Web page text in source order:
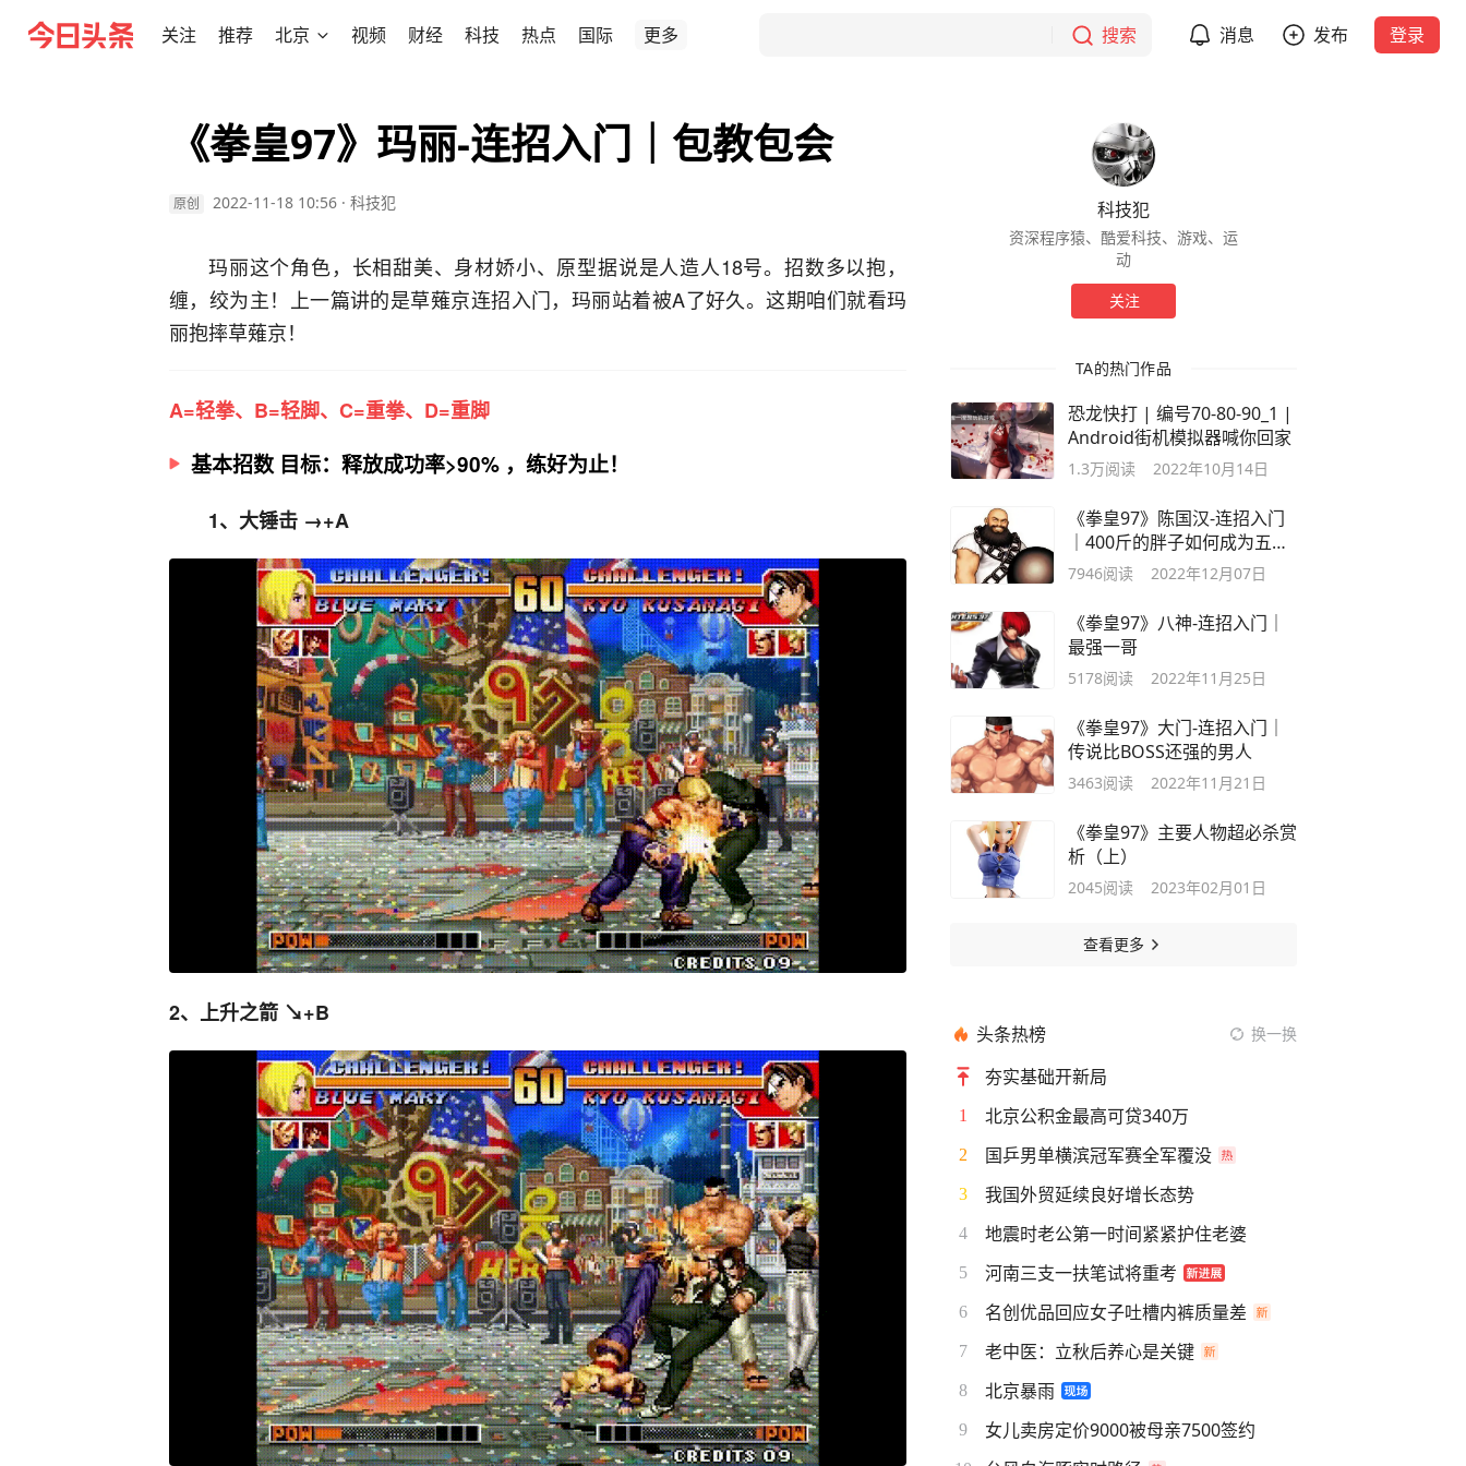
关注 推荐 北京 视频 财经 科技 热点 国际 更多 搜索 消息 发布 登录
《拳皇97》玛丽-连招入门｜包教包会
原创 2022-11-18 10:56 · 科技犯
玛丽这个角色，长相甜美、身材娇小、原型据说是人造人18号。招数多以抱，
缠，绞为主！上一篇讲的是草薙京连招入门，玛丽站着被A了好久。这期咱们就看玛
丽抱摔草薙京！
A=轻拳、B=轻脚、C=重拳、D=重脚
基本招数 目标：释放成功率>90% ，练好为止！
1、大锤击 →+A
2、上升之箭 ↘+B
科技犯
资深程序猿、酷爱科技、游戏、运
动
关注
TA的热门作品
恐龙快打 | 编号70-80-90_1 |
Android街机模拟器喊你回家
1.3万阅读 2022年10月14日
《拳皇97》陈国汉-连招入门
｜400斤的胖子如何成为五
强？
7946阅读 2022年12月07日
《拳皇97》八神-连招入门｜
最强一哥
5178阅读 2022年11月25日
《拳皇97》大门-连招入门｜
传说比BOSS还强的男人
3463阅读 2022年11月21日
《拳皇97》主要人物超必杀赏
析（上）
2045阅读 2023年02月01日
查看更多
头条热榜 换一换
夯实基础开新局
1 北京公积金最高可贷340万
2 国乒男单横滨冠军赛全军覆没
3 我国外贸延续良好增长态势
4 地震时老公第一时间紧紧护住老婆
5 河南三支一扶笔试将重考
6 名创优品回应女子吐槽内裤质量差
7 老中医：立秋后养心是关键
8 北京暴雨
9 女儿卖房定价9000被母亲7500签约